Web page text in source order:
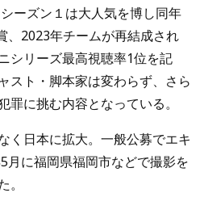
ーズン１は大人気を博し同年
、2023年チームが再結成され
シリーズ最高視聴率1位を記
スト・脚本家は変わらず、さら
罪に挑む内容となっている。
く日本に拡大。一般公募でエキ
月に福岡県福岡市などで撮影を